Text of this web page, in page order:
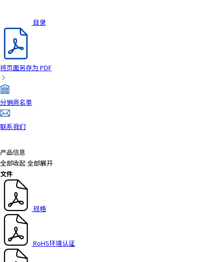
目录
将页面另存为 PDF
分销商名单
联系我们
产品信息
全部收起 全部展开
文件
规格
RoHS环境认证